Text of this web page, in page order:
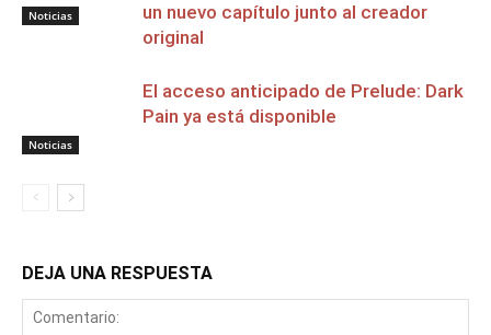
Noticias
un nuevo capítulo junto al creador
original
Noticias
El acceso anticipado de Prelude: Dark
Pain ya está disponible
DEJA UNA RESPUESTA